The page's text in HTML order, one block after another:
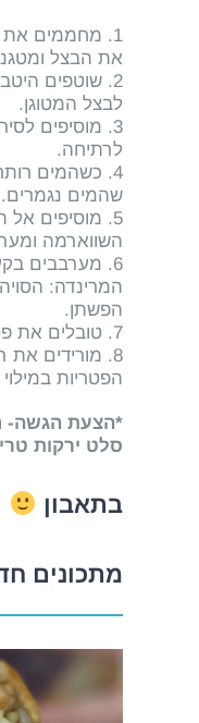
1. מחממים את
את הבצל
2. שוטפים
לבצל המטוגן.
לרתיחה.
4. כשהמים
שהמים נגמרים.
5. מוסיפים אל
השווארמה
6. מערבבים
המרינדה:
הפשתן.
7. טובלים את פטריות הפורטובלו במרינדה.
8. מורידים
הפטריות
*הצעת הגשה-
סלט ירקות
בתאבון
מתכונים